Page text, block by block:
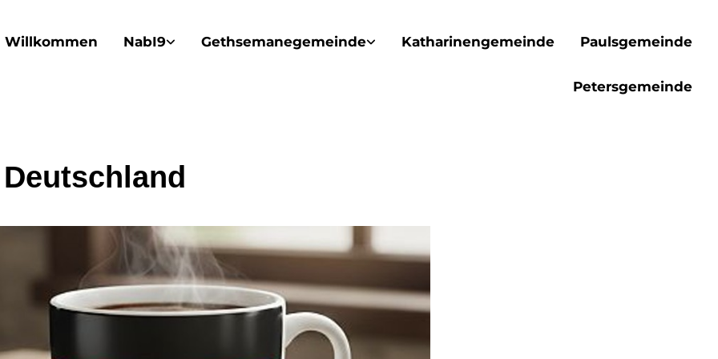
Willkommen NabI9 Gethsemanegemeinde Katharinengemeinde Paulsgemeinde
Petersgemeinde